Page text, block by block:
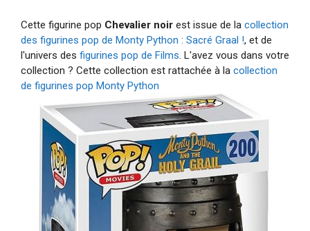
Cette figurine pop Chevalier noir est issue de la collection
des figurines pop de Monty Python : Sacré Graal !, et de
l'univers des figurines pop de Films. L'avez vous dans votre
collection ? Cette collection est rattachée à la collection
de figurines pop Monty Python